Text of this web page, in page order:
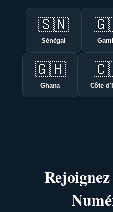
🇸🇳
Sénégal
🇬🇭
Ghana Côte